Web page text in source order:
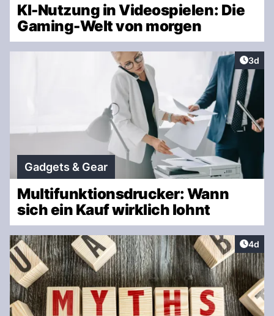
KI-Nutzung in Videospielen: Die
Gaming-Welt von morgen
3d
Gadgets & Gear
Multifunktionsdrucker: Wann
sich ein Kauf wirklich lohnt
4d